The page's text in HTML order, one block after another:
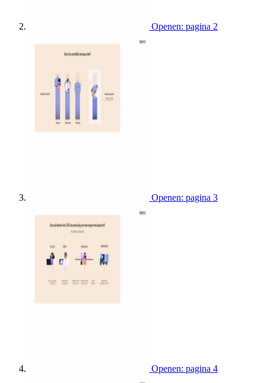
Openen: pagina 2
Openen: pagina 3
Openen: pagina 4